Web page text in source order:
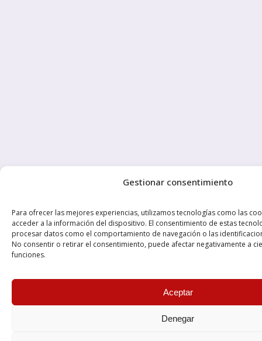
Gestionar consentimiento
Para ofrecer las mejores experiencias, utilizamos tecnologías como las
acceder a la información del dispositivo. El consentimiento de estas
procesar datos como el comportamiento de navegación o las
No consentir o retirar el consentimiento, puede afectar negativamente a
funciones.
Aceptar
Denegar